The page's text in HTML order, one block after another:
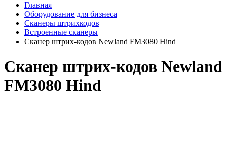
Главная
Оборудование для бизнеса
Сканеры штрихкодов
Встроенные сканеры
Сканер штрих-кодов Newland FM3080 Hind
Сканер штрих-кодов Newland
FM3080 Hind